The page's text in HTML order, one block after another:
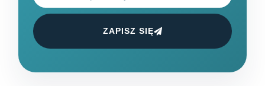
ZAPISZ SIĘ